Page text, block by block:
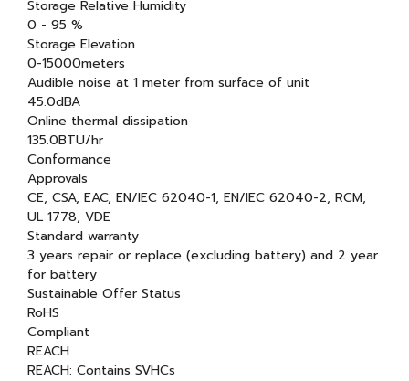
Storage Relative Humidity
0 - 95 %
Storage Elevation
0-15000meters
Audible noise at 1 meter from surface of unit
45.0dBA
Online thermal dissipation
135.0BTU/hr
Conformance
Approvals
CE, CSA, EAC, EN/IEC 62040-1, EN/IEC 62040-2, RCM,
UL 1778, VDE
Standard warranty
3 years repair or replace (excluding battery) and 2 year
for battery
Sustainable Offer Status
RoHS
Compliant
REACH
REACH: Contains SVHCs